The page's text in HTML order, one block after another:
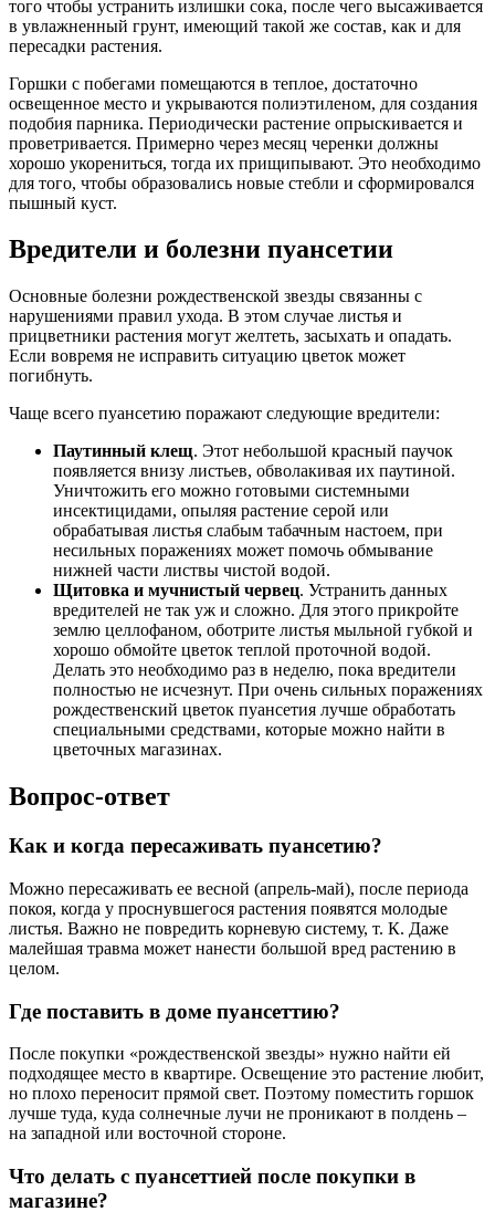
того чтобы устранить излишки сока, после чего высаживается
в увлажненный грунт, имеющий такой же состав, как и для
пересадки растения.
Горшки с побегами помещаются в теплое, достаточно
освещенное место и укрываются полиэтиленом, для создания
подобия парника. Периодически растение опрыскивается и
проветривается. Примерно через месяц черенки должны
хорошо укорениться, тогда их прищипывают. Это необходимо
для того, чтобы образовались новые стебли и сформировался
пышный куст.
Вредители и болезни пуансетии
Основные болезни рождественской звезды связанны с
нарушениями правил ухода. В этом случае листья и
прицветники растения могут желтеть, засыхать и опадать.
Если вовремя не исправить ситуацию цветок может
погибнуть.
Чаще всего пуансетию поражают следующие вредители:
Паутинный клещ. Этот небольшой красный паучок
появляется внизу листьев, обволакивая их паутиной.
Уничтожить его можно готовыми системными
инсектицидами, опыляя растение серой или
обрабатывая листья слабым табачным настоем, при
несильных поражениях может помочь обмывание
нижней части листвы чистой водой.
Щитовка и мучнистый червец. Устранить данных
вредителей не так уж и сложно. Для этого прикройте
землю целлофаном, оботрите листья мыльной губкой и
хорошо обмойте цветок теплой проточной водой.
Делать это необходимо раз в неделю, пока вредители
полностью не исчезнут. При очень сильных поражениях
рождественский цветок пуансетия лучше обработать
специальными средствами, которые можно найти в
цветочных магазинах.
Вопрос-ответ
Как и когда пересаживать пуансетию?
Можно пересаживать ее весной (апрель-май), после периода
покоя, когда у проснувшегося растения появятся молодые
листья. Важно не повредить корневую систему, т. К. Даже
малейшая травма может нанести большой вред растению в
целом.
Где поставить в доме пуансеттию?
После покупки «рождественской звезды» нужно найти ей
подходящее место в квартире. Освещение это растение любит,
но плохо переносит прямой свет. Поэтому поместить горшок
лучше туда, куда солнечные лучи не проникают в полдень –
на западной или восточной стороне.
Что делать с пуансеттией после покупки в
магазине?